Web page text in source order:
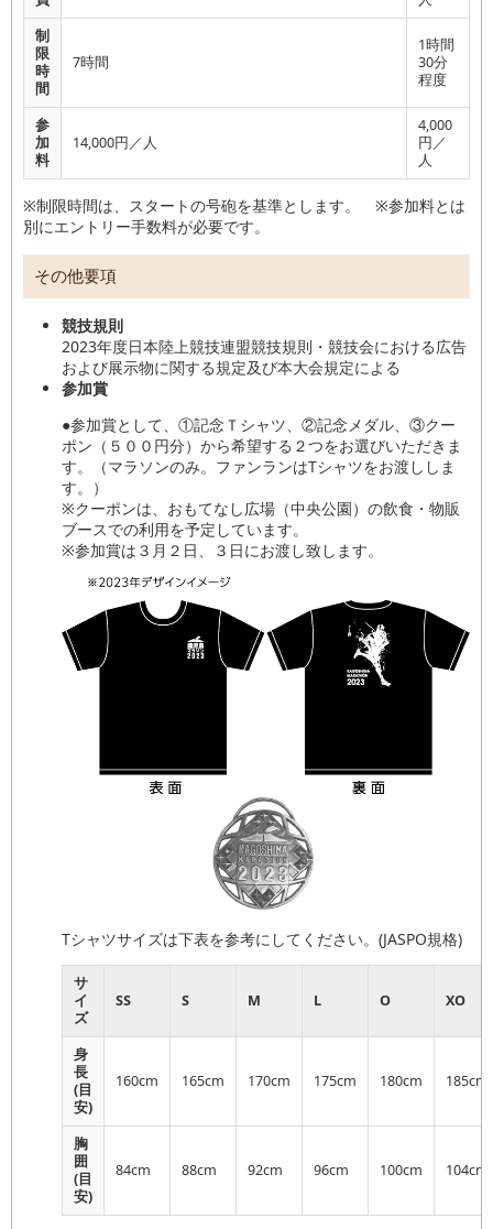
制
限
時
間
7時間
1時間
30分
程度
参
加
料
14,000円／人
4,000
円／
人
※制限時間は、スタートの号砲を基準とします。 ※参加料とは
別にエントリー手数料が必要です。
その他要項
競技規則
2023年度日本陸上競技連盟競技規則・競技会における広告
および展示物に関する規定及び本大会規定による
参加賞
●参加賞として、①記念Ｔシャツ、②記念メダル、③クー
ポン（５００円分）から希望する２つをお選びいただきま
す。（マラソンのみ。ファンランはTシャツをお渡ししま
す。）
※クーポンは、おもてなし広場（中央公園）の飲食・物販
ブースでの利用を予定しています。
※参加賞は３月２日、３日にお渡し致します。
Tシャツサイズは下表を参考にしてください。(JASPO規格)
サ
イ
ズ
SS S M L O XO
身
長
(目
安)
160cm 165cm 170cm 175cm 180cm 185cm
胸
囲
(目
安)
84cm 88cm 92cm 96cm 100cm 104cm